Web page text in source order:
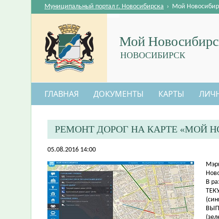
Мой
НОВОСИБИРСК
Муниципальный портал г. Новосибирска › Мой
ГЛАВНАЯ ДОКУМЕНТЫ КАРТЫ
РЕМОНТ ДОРОГ НА КАРТЕ «МОЙ
05.08.2016 14:00
В